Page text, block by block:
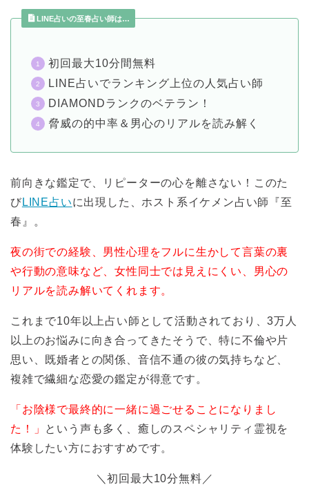
LINE占いの至春占い師は…
初回最大10分間無料
LINE占いでランキング上位の人気占い師
DIAMONDランクのベテラン！
脅威の的中率＆男心のリアルを読み解く
前向きな鑑定で、リピーターの心を離さない！このた
び LINE占いに出現した、ホスト系イケメン占い師『至
春』。
夜の街での経験、男性心理をフルに生かして言葉の裏
や行動の意味など、女性同士では見えにくい、男心の
リアルを読み解いてくれます。
これまで10年以上占い師として活動されており、3万人
以上のお悩みに向き合ってきたそうで、特に不倫や片
思い、既婚者との関係、音信不通の彼の気持ちなど、
複雑で繊細な恋愛の鑑定が得意です。
「お陰様で最終的に一緒に過ごせることになりまし
た！」 という声も多く、癒しのスペシャリティ霊視を
体験したい方におすすめです。
＼初回最大10分無料／